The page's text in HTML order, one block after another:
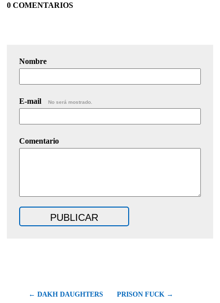
0 COMENTARIOS
Nombre
E-mail No será mostrado.
Comentario
← DAKH DAUGHTERS PRISON FUCK →